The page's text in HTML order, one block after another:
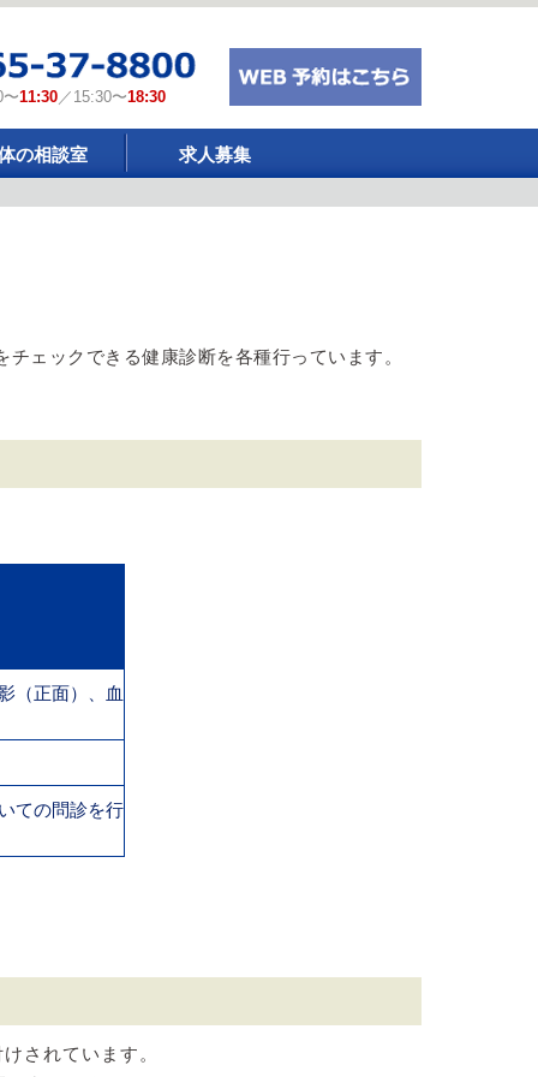
11:30／15:30〜18:30
の相談室 求人募集
ェックできる健康診断を各種行っています。
（正面）、血
ての問診を行
されています。